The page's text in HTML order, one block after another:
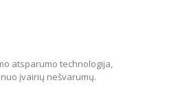
atsparumo technologija,
įvairių nešvarumų.